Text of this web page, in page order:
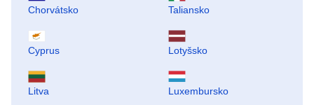
Chorvátsko Taliansko
Cyprus Lotyšsko
Litva Luxembursko